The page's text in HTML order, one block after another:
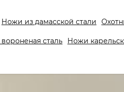
Ножи из дамасской стали
сталь Ножи